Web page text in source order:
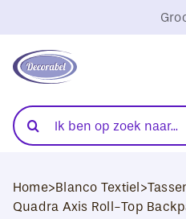
naar
inhoud
Folies
Transferpersen
Zoeken
naar:
Home>Blanco Textiel>
Quadra Axis Roll-Top